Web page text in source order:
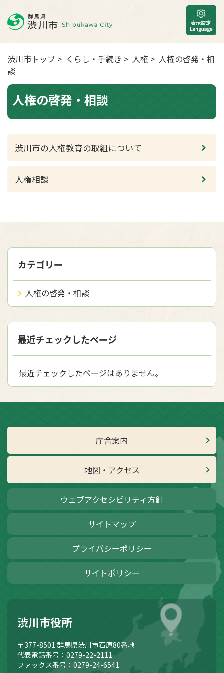
渋川市トップ > くらし・手続き > 人権 > 人権の啓発・相
談
人権の啓発・相談
渋川市の人権教育の取組について
人権相談
カテゴリー
人権の啓発・相談
最近チェックしたページ
最近チェックしたページはありません。
庁舎案内
地図・アクセス
ウェブアクセシビリティ方針
サイトマップ
プライバシーポリシー
サイトポリシー
渋川市役所
〒377-8501 群馬県渋川市石原80番地
代表電話番号：0279-22-2111
ファックス番号：0279-24-6541